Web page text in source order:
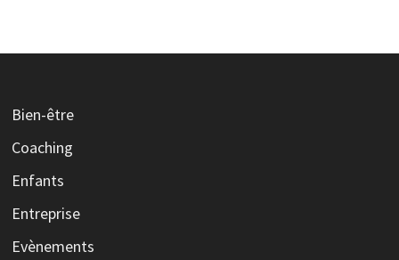
Bien-être
Coaching
Enfants
Entreprise
Evènements